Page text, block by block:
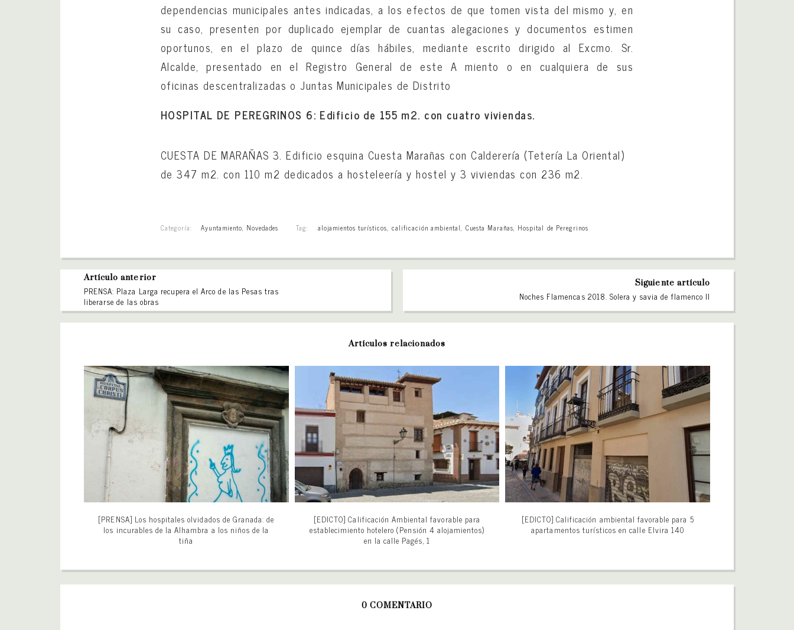
dependencias municipales antes indicadas, a los efectos de que tomen vista del mismo y, en
su caso, presenten por duplicado ejemplar de cuantas alegaciones y documentos estimen
oportunos, en el plazo de quince días hábiles, mediante escrito dirigido al Excmo. Sr.
Alcalde, presentado en el Registro General de este A miento o en cualquiera de sus
oficinas descentralizadas o Juntas Municipales de Distrito
HOSPITAL DE PEREGRINOS 6: Edificio de 155 m2. con cuatro viviendas.
CUESTA DE MARAÑAS 3. Edificio esquina Cuesta Marañas con Calderería (Tetería La Oriental)
de 347 m2. con 110 m2 dedicados a hosteleería y hostel y 3 viviendas con 236 m2.
Categoría: Ayuntamiento, Novedades Tag: alojamientos turísticos, calificación ambiental, Cuesta Marañas, Hospital de Peregrinos
Artículo anterior
PRENSA: Plaza Larga recupera el Arco de las Pesas tras
liberarse de las obras
Siguiente artículo
Noches Flamencas 2018. Solera y savia de flamenco II
Artículos relacionados
[PRENSA] Los hospitales olvidados de Granada: de
los incurables de la Alhambra a los niños de la
tiña
[EDICTO] Calificación Ambiental favorable para
establecimiento hotelero (Pensión 4 alojamientos)
en la calle Pagés, 1
[EDICTO] Calificación ambiental favorable para 5
apartamentos turísticos en calle Elvira 140
0 COMENTARIO